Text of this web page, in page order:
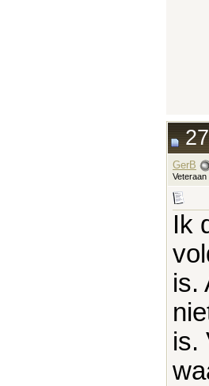
27
GerB
Veteraan
Ik
is.
is.